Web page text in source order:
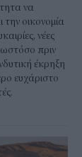
να
οικονομία
νέες
ωστόσο πριν
έκρηξη
ευχάριστο